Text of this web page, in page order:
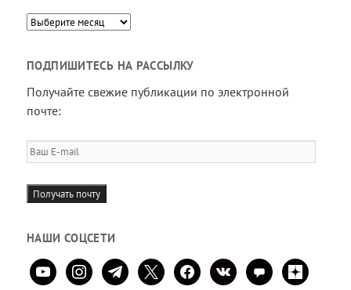
Архив
ПОДПИШИТЕСЬ НА РАССЫЛКУ
Получайте свежие публикации по электронной
почте:
Ваш
E-
mail
Получать почту
НАШИ СОЦСЕТИ
youtubeinstagramtelegram
x facebookvkontaktecomment
zen-
yandex